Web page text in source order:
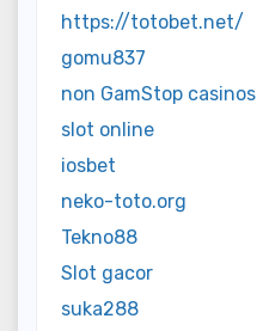
https://totobet.net/
gomu837
non GamStop casinos
slot online
iosbet
neko-toto.org
Tekno88
Slot gacor
suka288